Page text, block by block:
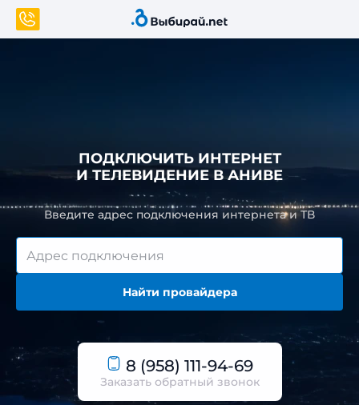
ПОДКЛЮЧИТЬ ИНТЕРНЕТ
И ТЕЛЕВИДЕНИЕ В АНИВЕ
Введите адрес подключения интернета и ТВ
Найти провайдера
8 (958) 111-94-69
Заказать обратный звонок